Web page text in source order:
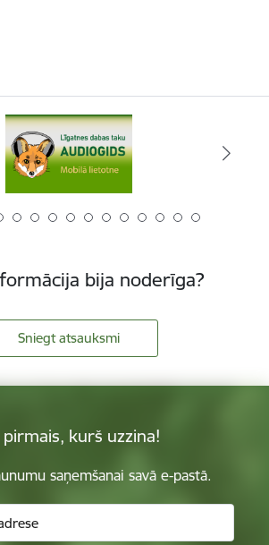
bija noderīga?
Sniegt atsauksmi
pirmais, kurš uzzina!
saņemšanai savā e-pastā.